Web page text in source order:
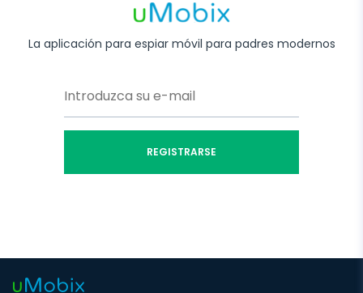
La aplicación para espiar móvil para padres modernos
REGISTRARSE